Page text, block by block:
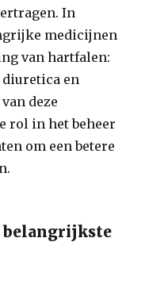
In
medicijnen
van hartfalen:
diuretica en
deze
rol in het beheer
om een betere
belangrijkste